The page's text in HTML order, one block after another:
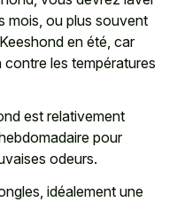
mois, ou plus souvent
en été, car
les températures
est relativement
pour
odeurs.
idéalement une